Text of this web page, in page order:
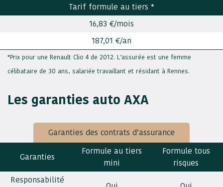
Tarif formule au tiers *
16,83 €/mois
187,01 €/an
*Prix pour une Renault Clio 4 de 2012. L’assurée est une femme
célibataire de 30 ans, salariée travaillant et résidant à Rennes.
Les garanties auto AXA
Garanties des contrats d’assurance
Garanties
Formule au tiers
mini
Formule tous
risques
Responsabilité